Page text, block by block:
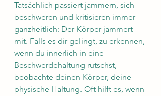
Tatsächlich passiert jammern, sich
beschweren und kritisieren immer
ganzheitlich: Der Körper jammert
mit. Falls es dir gelingt, zu erkennen,
wenn du innerlich in eine
Beschwerdehaltung rutschst,
beobachte deinen Körper, deine
physische Haltung. Oft hilft es, wenn